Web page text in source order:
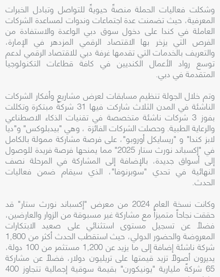
وشكلت فعاليات الحملة منصةً حيويةً للتواصل وتبادل الخبرات
المعرفية، حيث تضمنت عدة اجتماعات وندوات لمساعدة الشركات
العاملة في كندا على دخول سوق دبي الواعدة والاستفادة من
الفرص التي يزخر بها الاقتصاد الرقمي المزدهر في الإمارة،
والتعريف بالخدمات التي تقدمها غرفة دبي للاقتصاد الرقمي لدعم
توسع رواد الأعمال الكنديين في كافة قطاعات التكنولوجيا
المتقدمة في دبي.
وتم خلال الجولة تنظيم مسابقات لعرض مشاريع وأفكار الشركات
الناشئة في المدن الثلاث شاركت فيها 31 شركةً مبتكرة وتكللت
بفوز 3 شركات ناشئة متخصصة في تقنيات الذكاء الاصطناعي
والرعاية الطبية. وحصلت الشركات الفائزة ، وهي "بيدبلوكس" و"ديا
لابز كندا" و "ريسايكل أوروبو"، على فرصة مشاركة ممولة بالكامل
في "إكسباند نورث ستار 2025" مما يمنحها فرصة فريدة للوصول
إلى أسواق جديدة، بالإضافة إلى المشاركة في المرحلة نصف
النهائية في تحدي "سوبرنوفا"، الذي سيقام ضمن فعاليات
الحدث.
وكانت نسخة العام 2024 من معرض "إكسباند نورث ستار" قد
حققت نجاحاً متميزاً مع مشاركة غير مسبوقة من الزوار والعارضين،
فضلاً عن تسجيل مستوى استثنائي على صعيد الابتكارات
المعروضة والحضور الدولي، حيث استقطب الحدث أكثر من 1,800
شركة ناشئة إضافة إلى ما يزيد عن 1,200 مستثمر من 100 دولة،
يديرون أصولاً تزيد قيمتها على تريليون دولار، فضلاً عن مشاركة
65 شركةً مليارية "يونيكورن" بقيمة سوقية إجمالية تتجاوز 400